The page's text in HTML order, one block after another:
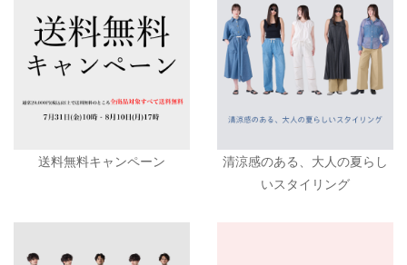
送料無料キャンペーン
清涼感のある、大人の夏らし
いスタイリング